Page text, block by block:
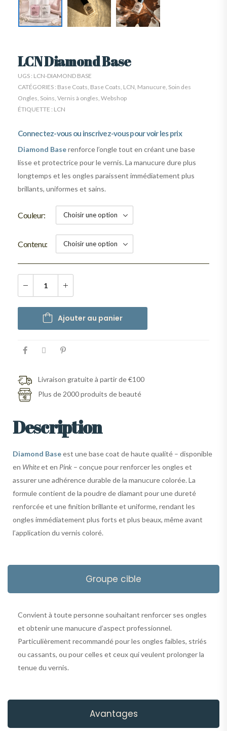
LCN Diamond Base
UGS : LCN-DIAMOND BASE
CATÉGORIES : Base Coats Base Coats LCN Manucure Soin des
Ongles Soins Vernis à ongles Webshop
ÉTIQUETTE : LCN
Connectez-vous ou inscrivez-vous pour voir les prix
Diamond Baserenforce l’ongle tout en créant une base
lisse et protectrice pour le vernis. La manucure dure plus
longtemps et les ongles paraissent immédiatement plus
brillants, uniformes et sains.
Couleur
Contenu
Ajouter au panier
Livraison gratuite à partir de €100
Plus de 2000 produits de beauté
Description
Diamond Baseest une base coat de haute qualité – disponible
en Whiteet en Pink – conçue pour renforcer les ongles et
assurer une adhérence durable de la manucure colorée. La
formule contient de la poudre de diamant pour une dureté
renforcée et une finition brillante et uniforme, rendant les
ongles immédiatement plus forts et plus beaux, même avant
l’application du vernis coloré.
Groupe cible
Avantages
Convient à toute personne souhaitant renforcer ses ongles
et obtenir une manucure d’aspect professionnel.
Particulièrement recommandé pour les ongles faibles, striés
ou cassants, ou pour celles et ceux qui veulent prolonger la
tenue du vernis.